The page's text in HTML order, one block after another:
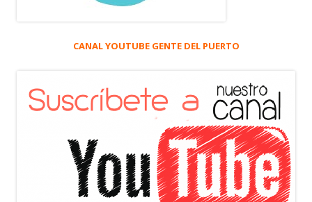
CANAL YOUTUBE GENTE DEL PUERTO